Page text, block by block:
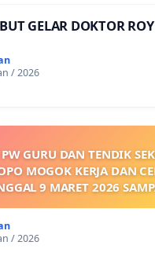
GELAR DOKTOR
/ 2026
GURU DAN TENDIK
MOGOK KERJA DAN
9 MARET 2026
SUMBER GAJI POKOK
/ 2026